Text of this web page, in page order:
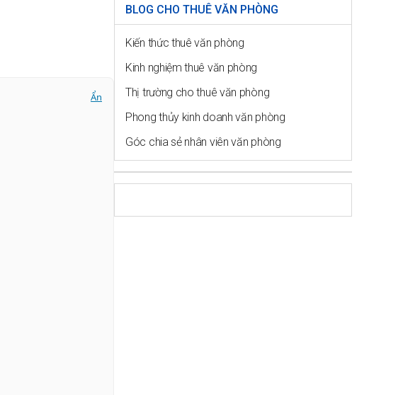
Ẩn
BLOG CHO THUÊ VĂN PHÒNG
Kiến thức thuê văn phòng
Kinh nghiệm thuê văn phòng
Thị trường cho thuê văn phòng
Phong thủy kinh doanh văn phòng
Góc chia sẻ nhân viên văn phòng